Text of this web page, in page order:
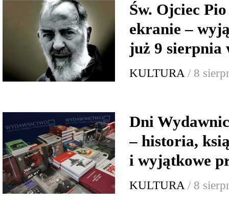
Św. Ojciec
ekranie –
już 9 sierpnia
KULTURA / 8
Dni
– historia,
i wyjątkowe
KULTURA / 8